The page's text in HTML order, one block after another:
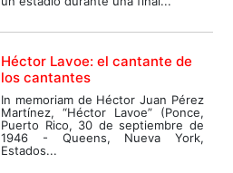
Héctor Lavoe: el cantante de
los cantantes
In memoriam de Héctor Juan Pérez
Martínez, “Héctor Lavoe” (Ponce,
Puerto Rico, 30 de septiembre de
1946 - Queens, Nueva York,
Estados...